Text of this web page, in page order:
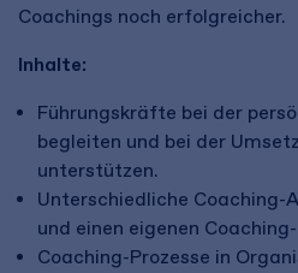
Coachings noch erfolgreicher.
Inhalte:
Führungskräfte bei der
begleiten und bei der
unterstützen.
Unterschiedliche Coaching-
und einen eigenen
Coaching-Prozesse in